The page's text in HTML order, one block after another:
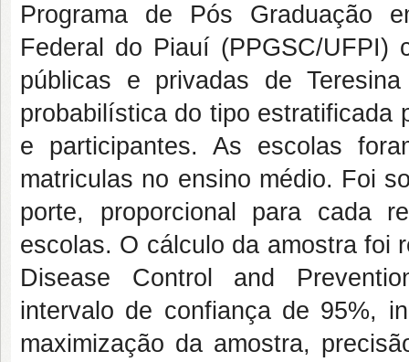
Programa de Pós Graduação
Federal do Piauí (PPGSC/UFPI)
públicas e privadas de
probabilística do tipo estratificada
e participantes. As escolas
matriculas no ensino médio. Foi
porte, proporcional para cada
escolas. O cálculo da amostra foi
Disease Control and
intervalo de confiança de 95%,
maximização da amostra,